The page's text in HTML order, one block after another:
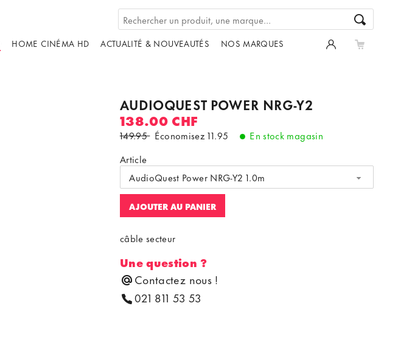
HOME CINÉMA HD ACTUALITÉ & NOUVEAUTÉS NOS MARQUES
AUDIOQUEST POWER NRG-Y2
138.00 CHF
149.95 Économisez11.95
En stock magasin
Article
AudioQuest Power NRG-Y2 1.0m
AJOUTER AU PANIER
câble secteur
Une question ?
Contactez nous !
021 811 53 53